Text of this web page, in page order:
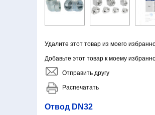
Удалите этот товар из моего
Добавьте этот товар к моему
Отправить другу
Распечатать
Отвод DN32